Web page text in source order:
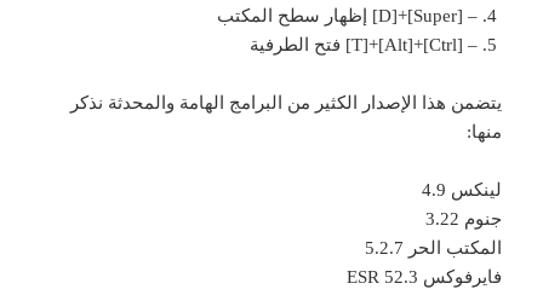
– [Super]+[D] إظهار سطح المكتب
– [Ctrl]+[Alt]+[T] فتح الطرفية
يتضمن هذا الإصدار الكثير من البرامج الهامة والمحدثة نذكر
منها:
لينكس 4.9
جنوم 3.22
المكتب الحر 5.2.7
فايرفوكس 52.3 ESR